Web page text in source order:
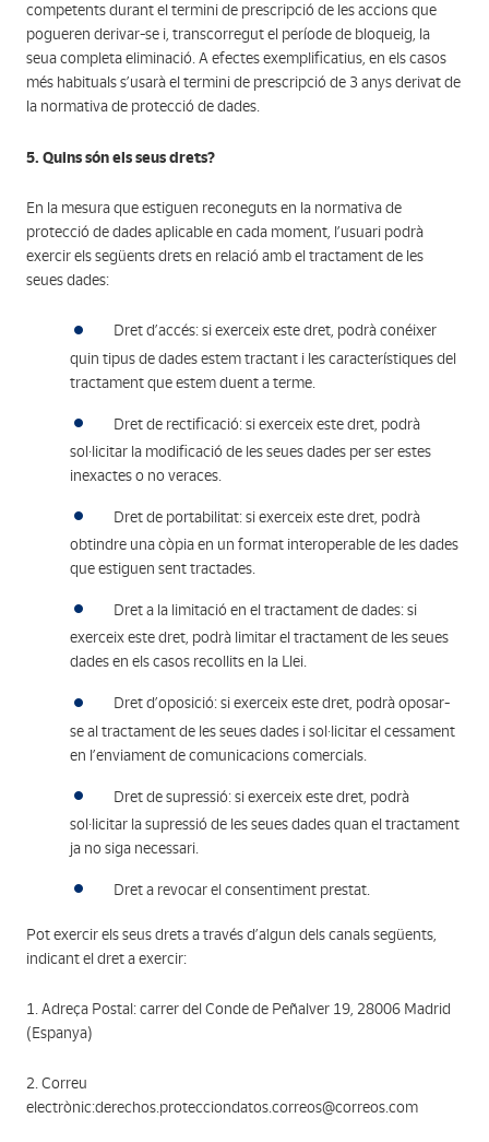
competents durant el termini de prescripció de les accions que
pogueren derivar-se i, transcorregut el període de bloqueig, la
seua completa eliminació. A efectes exemplificatius, en els casos
més habituals s’usarà el termini de prescripció de 3 anys derivat de
la normativa de protecció de dades.
5. Quins són els seus drets?
En la mesura que estiguen reconeguts en la normativa de
protecció de dades aplicable en cada moment, l’usuari podrà
exercir els següents drets en relació amb el tractament de les
seues dades:
Dret d’accés: si exerceix este dret, podrà conéixer
quin tipus de dades estem tractant i les característiques del
tractament que estem duent a terme.
Dret de rectificació: si exerceix este dret, podrà
sol·licitar la modificació de les seues dades per ser estes
inexactes o no veraces.
Dret de portabilitat: si exerceix este dret, podrà
obtindre una còpia en un format interoperable de les dades
que estiguen sent tractades.
Dret a la limitació en el tractament de dades: si
exerceix este dret, podrà limitar el tractament de les seues
dades en els casos recollits en la Llei.
Dret d’oposició: si exerceix este dret, podrà oposar-
se al tractament de les seues dades i sol·licitar el cessament
en l’enviament de comunicacions comercials.
Dret de supressió: si exerceix este dret, podrà
sol·licitar la supressió de les seues dades quan el tractament
ja no siga necessari.
Dret a revocar el consentiment prestat.
Pot exercir els seus drets a través d’algun dels canals següents,
indicant el dret a exercir:
1. Adreça Postal: carrer del Conde de Peñalver 19, 28006 Madrid
(Espanya)
2. Correu
electrònic:derechos.protecciondatos.correos@correos.com